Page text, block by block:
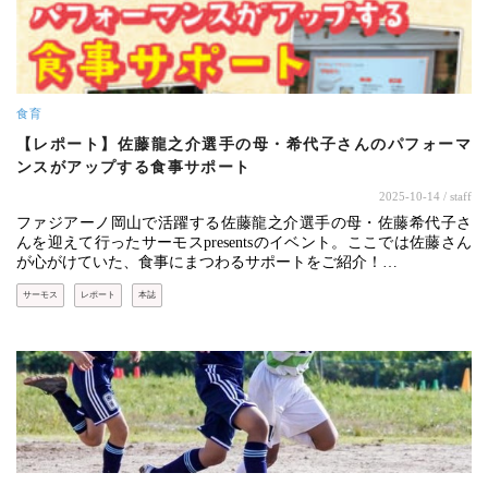
食育
【レポート】佐藤龍之介選手の母・希代子さんのパフォーマ
ンスがアップする食事サポート
2025-10-14 / staff
ファジアーノ岡山で活躍する佐藤龍之介選手の母・佐藤希代子さ
んを迎えて行ったサーモスpresentsのイベント。ここでは佐藤さん
が心がけていた、食事にまつわるサポートをご紹介！…
サーモス レポート 本誌